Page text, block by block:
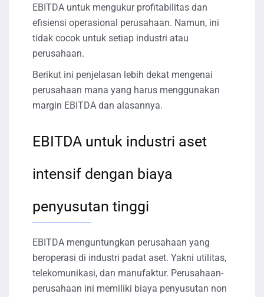
EBITDA untuk mengukur profitabilitas dan
efisiensi operasional perusahaan. Namun, ini
tidak cocok untuk setiap industri atau
perusahaan.
Berikut ini penjelasan lebih dekat mengenai
perusahaan mana yang harus menggunakan
margin EBITDA dan alasannya.
EBITDA untuk industri aset
intensif dengan biaya
penyusutan tinggi
EBITDA menguntungkan perusahaan yang
beroperasi di industri padat aset. Yakni utilitas,
telekomunikasi, dan manufaktur. Perusahaan-
perusahaan ini memiliki biaya penyusutan non